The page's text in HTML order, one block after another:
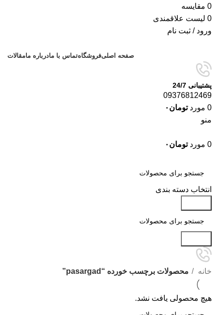
0 مقایسه
0 لیست علاقمندی
ورود / ثبت نام
صفحه اصلیفروشگاهتماس با مادرباره مامقالات
پشتیبانی 24/7
09376812469
0 مورد تومان ۰
منو
0 مورد تومان ۰
انتخاب دسته بندی
خانه محصولات برچسب خورده “pasargad”
هیچ محصولی یافت نشد.